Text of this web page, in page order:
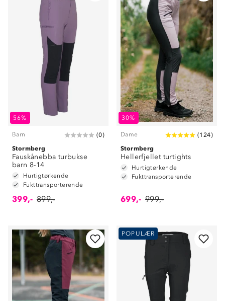
56%
Barn (0)
Stormberg
Fauskånebba turbukse
barn 8-14
Hurtigtørkende
Fukttransporterende
399,- 899,-
30%
Dame (124)
Stormberg
Hellerfjellet turtights
Hurtigtørkende
Fukttransporterende
699,- 999,-
POPULÆR